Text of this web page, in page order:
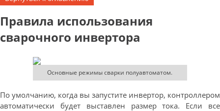
Правила использования
сварочного инвертора
Основные режимы сварки полуавтоматом.
По умолчанию, когда вы запустите инвертор, контроллером
автоматически будет выставлен размер тока. Если все